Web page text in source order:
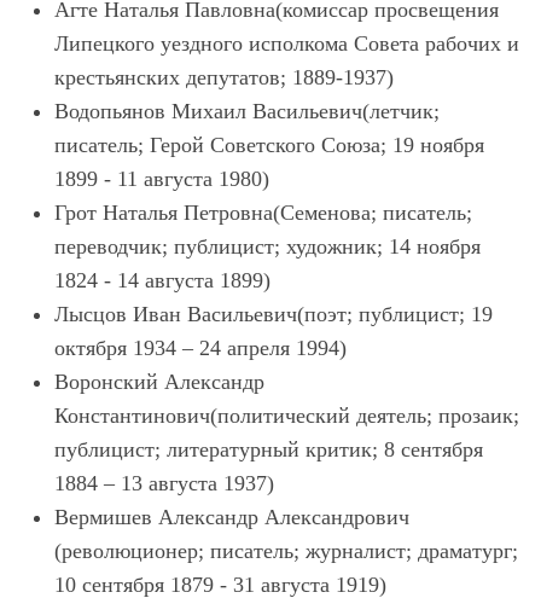
Агте Наталья Павловна(комиссар просвещения
Липецкого уездного исполкома Совета рабочих и
крестьянских депутатов; 1889-1937)
Водопьянов Михаил Васильевич(летчик;
писатель; Герой Советского Союза; 19 ноября
1899 - 11 августа 1980)
Грот Наталья Петровна(Семенова; писатель;
переводчик; публицист; художник; 14 ноября
1824 - 14 августа 1899)
Лысцов Иван Васильевич(поэт; публицист; 19
октября 1934 – 24 апреля 1994)
Воронский Александр
Константинович(политический деятель; прозаик;
публицист; литературный критик; 8 сентября
1884 – 13 августа 1937)
Вермишев Александр Александрович
(революционер; писатель; журналист; драматург;
10 сентября 1879 - 31 августа 1919)